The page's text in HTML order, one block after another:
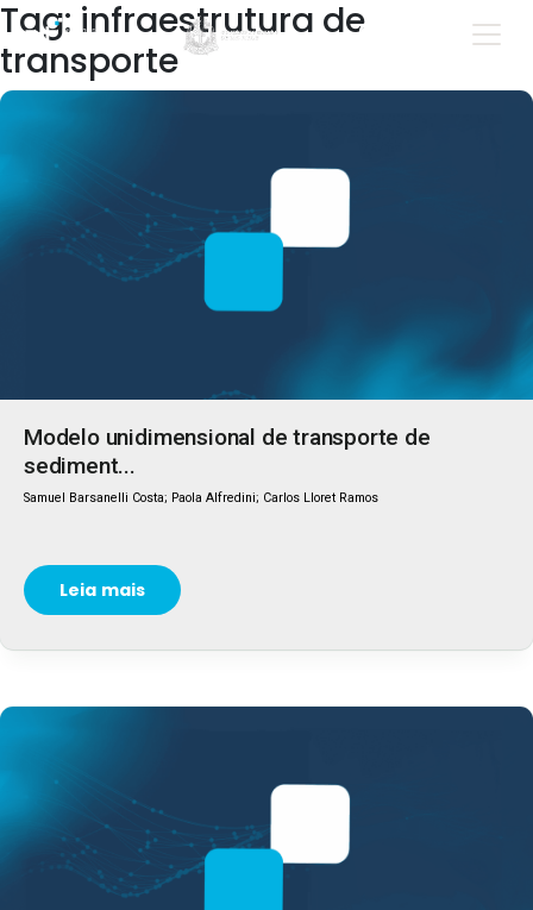
Tag: infraestrutura de
transporte
Modelo unidimensional de transporte de
sediment...
Samuel Barsanelli Costa; Paola Alfredini; Carlos Lloret Ramos
Leia mais